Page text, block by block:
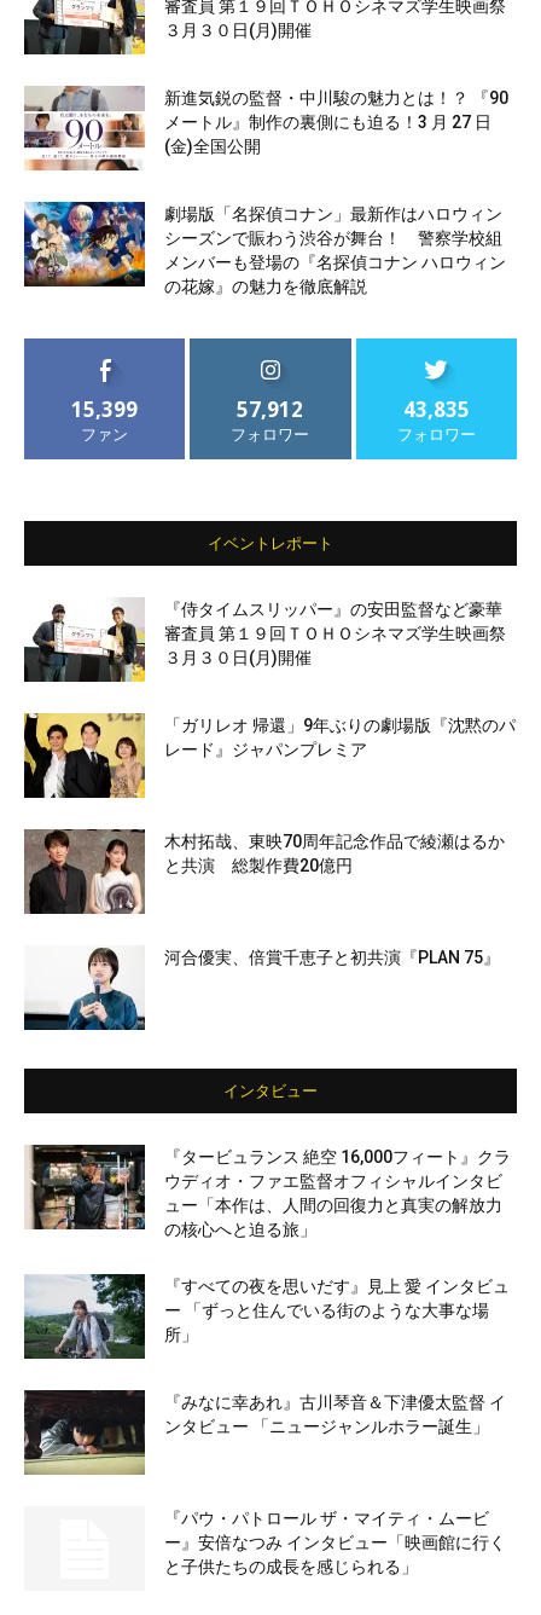
審査員 第１９回ＴＯＨＯシネマズ学生映画祭
３月３０日(月)開催
新進気鋭の監督・中川駿の魅力とは！？ 『90
メートル』制作の裏側にも迫る！3 月 27 日
(金)全国公開
劇場版「名探偵コナン」最新作はハロウィン
シーズンで賑わう渋谷が舞台！ 警察学校組
メンバーも登場の『名探偵コナン ハロウィン
の花嫁』の魅力を徹底解説
15,399
ファン
57,912
フォロワー
43,835
フォロワー
イベントレポート
『侍タイムスリッパー』の安田監督など豪華
審査員 第１９回ＴＯＨＯシネマズ学生映画祭
３月３０日(月)開催
「ガリレオ 帰還」9年ぶりの劇場版『沈黙のパ
レード』ジャパンプレミア
木村拓哉、東映70周年記念作品で綾瀬はるか
と共演 総製作費20億円
河合優実、倍賞千恵子と初共演『PLAN 75』
インタビュー
『タービュランス 絶空 16,000フィート』クラ
ウディオ・ファエ監督オフィシャルインタビ
ュー「本作は、人間の回復力と真実の解放力
の核心へと迫る旅」
『すべての夜を思いだす』見上 愛 インタビュ
ー 「ずっと住んでいる街のような大事な場
所」
『みなに幸あれ』古川琴音＆下津優太監督 イ
ンタビュー 「ニュージャンルホラー誕生」
『パウ・パトロール ザ・マイティ・ムービ
ー』安倍なつみ インタビュー「映画館に行く
と子供たちの成長を感じられる」